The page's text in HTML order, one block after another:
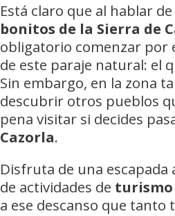
Está claro que al hablar
bonitos de la Sierra de
obligatorio comenzar por
de este paraje natural: el
Sin embargo, en la zona
descubrir otros pueblos
pena visitar si decides
Cazorla.
Disfruta de una escapada
de actividades de
a ese descanso que tanto